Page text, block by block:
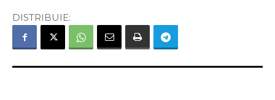
DISTRIBUIE: